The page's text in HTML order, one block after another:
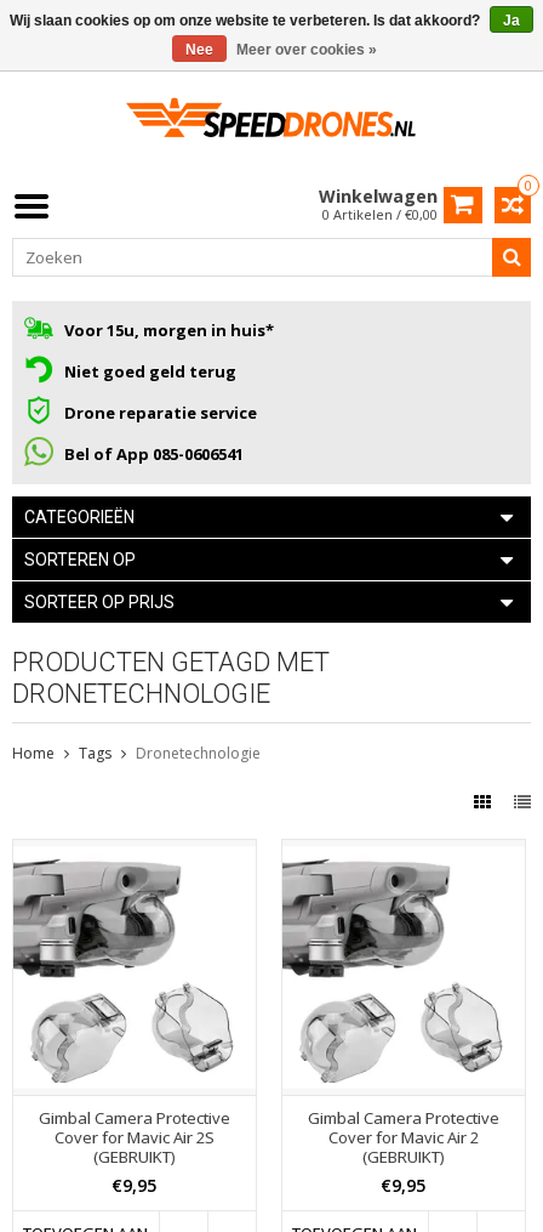
0
Winkelwagen
0 Artikelen / €0,00
Voor 15u, morgen in huis*
Niet goed geld terug
Drone reparatie service
Bel of App 085-0606541
CATEGORIEËN
SORTEREN OP
SORTEER OP PRIJS
PRODUCTEN GETAGD MET
DRONETECHNOLOGIE
Home Tags Dronetechnologie
Gimbal Camera Protective
Cover for Mavic Air 2S
(GEBRUIKT)
€9,95
Gimbal Camera Protective
Cover for Mavic Air 2
(GEBRUIKT)
€9,95
Wij slaan cookies op om onze website te verbeteren. Is dat akkoord?
Ja
Nee
Meer over cookies »